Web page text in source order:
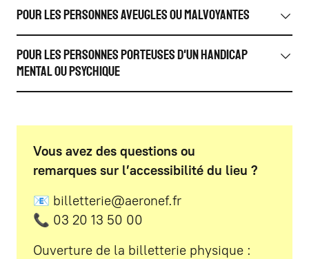
POUR LES PERSONNES AVEUGLES OU MALVOYANTES
POUR LES PERSONNES PORTEUSES D'UN HANDICAP
MENTAL OU PSYCHIQUE
Vous avez des questions ou
remarques sur l’accessibilité du lieu ?
📧 billetterie@aeronef.fr
📞 03 20 13 50 00
Ouverture de la billetterie physique :